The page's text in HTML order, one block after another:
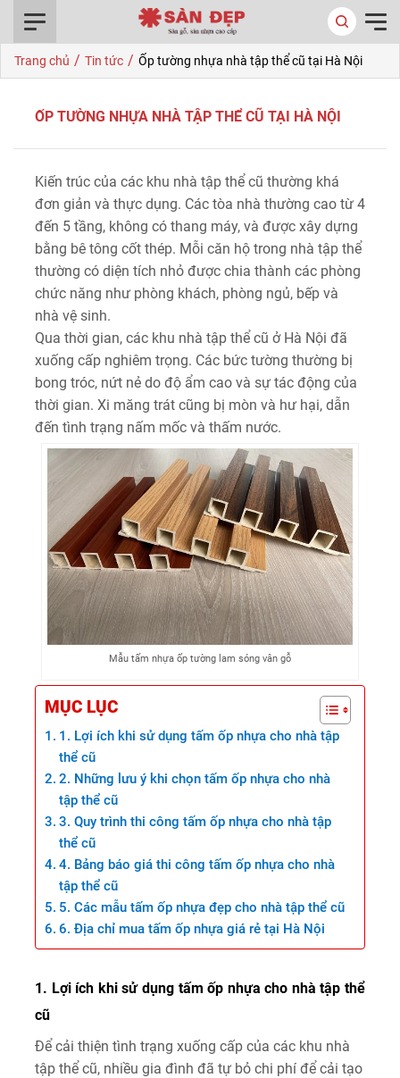
Trang chủ / Tin tức / Ốp tường nhựa nhà tập thể cũ tại Hà Nội
ỐP TƯỜNG NHỰA NHÀ TẬP THỂ CŨ TẠI HÀ NỘI
Kiến trúc của các khu nhà tập thể cũ thường khá
đơn giản và thực dụng. Các tòa nhà thường cao từ 4
đến 5 tầng, không có thang máy, và được xây dựng
bằng bê tông cốt thép. Mỗi căn hộ trong nhà tập thể
thường có diện tích nhỏ được chia thành các phòng
chức năng như phòng khách, phòng ngủ, bếp và
nhà vệ sinh.
Qua thời gian, các khu nhà tập thể cũ ở Hà Nội đã
xuống cấp nghiêm trọng. Các bức tường thường bị
bong tróc, nứt nẻ do độ ẩm cao và sự tác động của
thời gian. Xi măng trát cũng bị mòn và hư hại, dẫn
đến tình trạng nấm mốc và thấm nước.
Mẫu tấm nhựa ốp tường lam sóng vân gỗ
MỤC LỤC
1. Lợi ích khi sử dụng tấm ốp nhựa cho nhà tập
thể cũ
2. Những lưu ý khi chọn tấm ốp nhựa cho nhà
tập thể cũ
3. Quy trình thi công tấm ốp nhựa cho nhà tập
thể cũ
4. Bảng báo giá thi công tấm ốp nhựa cho nhà
tập thể cũ
5. Các mẫu tấm ốp nhựa đẹp cho nhà tập thể cũ
6. Địa chỉ mua tấm ốp nhựa giá rẻ tại Hà Nội
1. Lợi ích khi sử dụng tấm ốp nhựa cho nhà tập thể
cũ
Để cải thiện tình trạng xuống cấp của các khu nhà
tập thể cũ, nhiều gia đình đã tự bỏ chi phí để cải tạo